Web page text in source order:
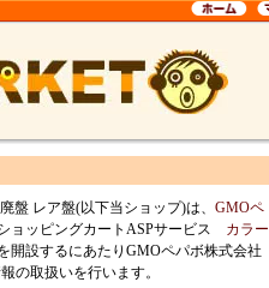
盤 レア盤(以下当ショップ)は、 GMOペ
ョッピングカートASPサービス カラー
開設するにあたりGMOペパボ株式会社
の取扱いを行います。